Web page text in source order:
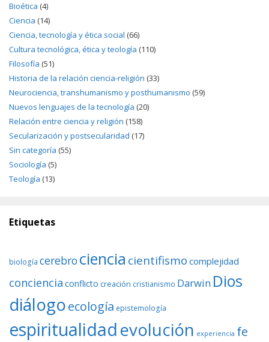
Bioética (4)
Ciencia (14)
Ciencia, tecnología y ética social (66)
Cultura tecnológica, ética y teología (110)
Filosofía (51)
Historia de la relación ciencia-religión (33)
Neurociencia, transhumanismo y posthumanismo (59)
Nuevos lenguajes de la tecnología (20)
Relación entre ciencia y religión (158)
Secularización y postsecularidad (17)
Sin categoría (55)
Sociología (5)
Teología (13)
Etiquetas
biología cerebro ciencia cientifismo complejidad
conciencia conflicto creación cristianismo Darwin Dios
diálogoecología epistemología
espiritualidadevolución experiencia fe